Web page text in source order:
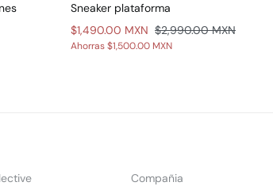
Sneaker plataforma
$1,490.00 MXN $2,990.00 MXN
Ahorras$1,500.00 MXN
Compañia